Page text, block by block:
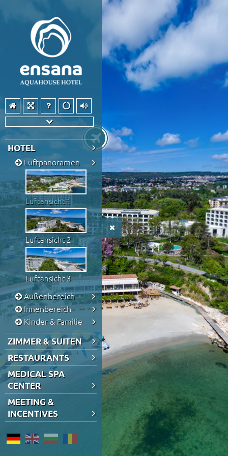
HOTEL
Luftpanoramen
Luftansicht 1
Luftansicht 2
Luftansicht 3
Außenbereich
Innenbereich
Kinder & Familie
ZIMMER & SUITEN
RESTAURANTS
MEDICAL SPA
CENTER
MEETING &
INCENTIVES